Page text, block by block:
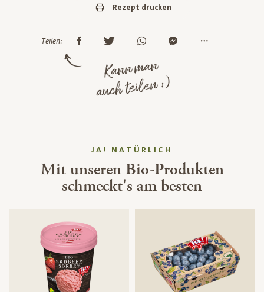
Rezept drucken
Teilen:
Kann man
auch teilen :)
JA! NATÜRLICH
Mit unseren Bio-Produkten
schmeckt's am besten